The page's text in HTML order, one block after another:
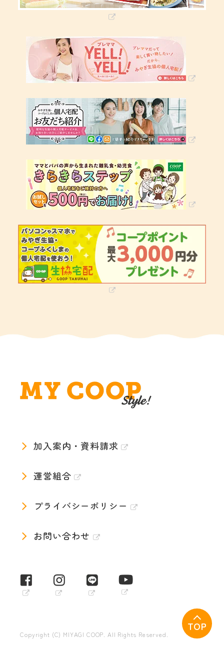
TOP
加入案内・資料請求
運営組合
プライバシーポリシー
お問い合わせ
Copyright (C) MIYAGI COOP. All Rights Reserved.